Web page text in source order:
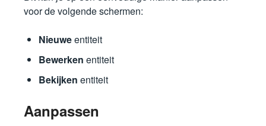
voor de volgende schermen:
Nieuweentiteit
Bewerken entiteit
Bekijken entiteit
Aanpassen